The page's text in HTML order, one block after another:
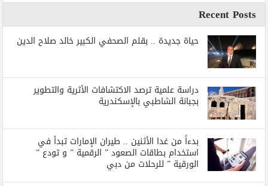
Recent Posts
حياة جديدة .. بقلم الصحفي الكبير خالد صلاح الدين
دراسة علمية ترصد الاكتشافات الأثرية والتطوير
بجبانة الشاطبي بالإسكندرية
بدءاً من غدا الأثنين .. طيران الإمارات تبدأ في
استخدام بطاقات الصعود ” الرقمية ” و تودع ”
الورقية ” للرحلات من دبي